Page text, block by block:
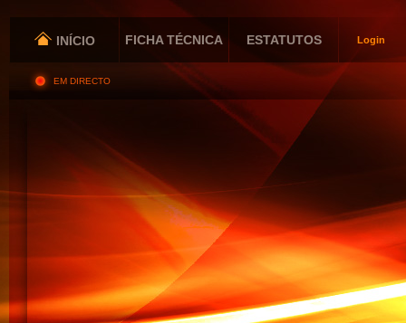
INÍCIO FICHA TÉCNICA ESTATUTOS Login
EM DIRECTO